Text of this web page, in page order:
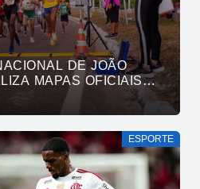
DE JOÃO
MAPAS OFICIAIS
ATLETAS SOBRE
ESPORTE